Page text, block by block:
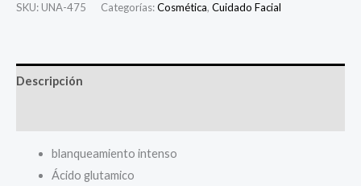
SKU: UNA-475 Categorías:Cosmética, Cuidado Facial
Descripción
blanqueamiento intenso
Ácido glutamico